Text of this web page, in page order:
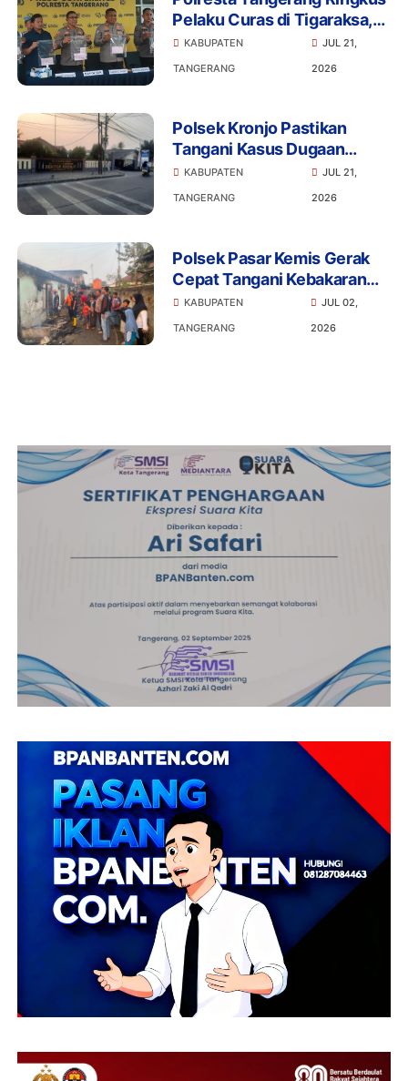
Pelaku Curas di Tigaraksa,
Penadah Motor Hasil
Rampasan Diburu
KABUPATEN
TANGERANG
JUL 21,
2026
Polsek Kronjo Pastikan
Tangani Kasus Dugaan
Penganiayaan Secara
Profesional dan Objektif
KABUPATEN
TANGERANG
JUL 21,
2026
Polsek Pasar Kemis Gerak
Cepat Tangani Kebakaran
Kontrakan, Api Berhasil
Dicegah Meluas
KABUPATEN
TANGERANG
JUL 02,
2026